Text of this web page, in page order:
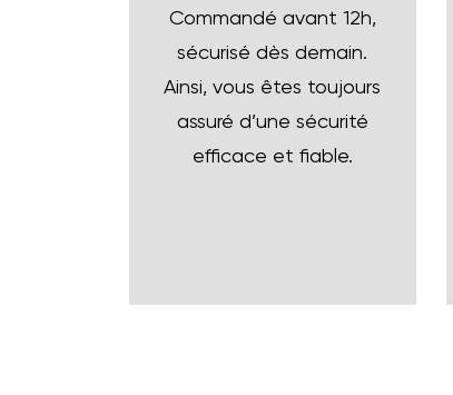
Commandé avant 12h,
sécurisé dès demain.
Ainsi, vous êtes toujours
assuré d’une sécurité
efficace et fiable.